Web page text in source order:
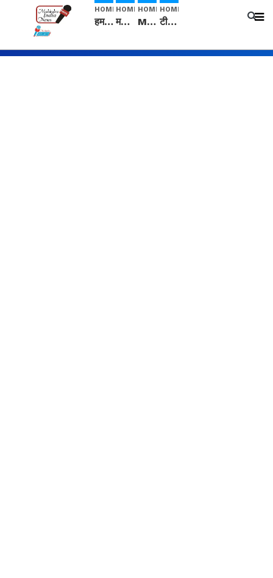
HOME
हम सनातनी..." सांसद kangana Ranaut से क्या बोली लड़की? Viral Jantar-Mantar | CJP protest
HOME
मनीषा हत्याकांड: हत्या, आत्महत्या या कोई बड़ा राज? | Full Story | Josh Haryana
HOME
Mangalsutra: हिंदू धर्म में शादी के बाद मंगलसूत्र क्यों पहनती है महिलाएं, किसने शुरु की ये परंपरा
HOME
टीम बीकेई ने एग्रीकल्चर ग्रेड की यूरिया खाद गट्टों में बदलकर टेक्निकल ग्रेड में बेचने वालों पर करवाई कार्रवाई: लखविंदर सिंह औलख